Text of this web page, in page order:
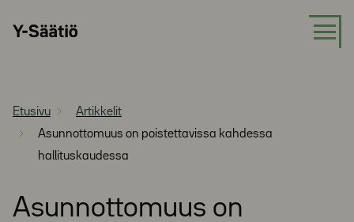
suoraan
Y-
Etusivu
Artikkelit
Asunnottomuus on poistettavissa kahdessa
hallituskaudessa
Asunnottomuus on